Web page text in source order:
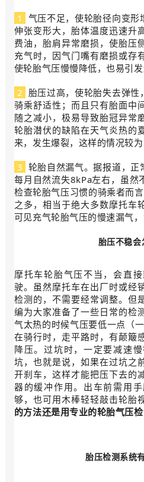
1
气压不足，使轮胎径向变
伸张变形大，胎体温度迅速升
费油，胎肩异常磨损，使胎压
充气时，因气门嘴有磨损或存
使轮胎气压慢慢降低，也易引发
2 胎压过高，使轮胎失去弹
骑乘舒适性；而且只有胎面中
随之减小，极易导致胎冠异常
轮胎潜伏的缺陷在天气炎热的
来，发生爆裂，这样的情况较为
3 轮胎自然漏气。据报道，
每月自然流失8kPa左右，虽然
检查轮胎气压习惯的骑乘者而
之多，相当于绝大多数摩托车
可见充气轮胎气压的慢速漏气，
胎压不稳会
摩托车轮胎气压不当，会直
驶。虽然摩托车在出厂时或经
检测的，不需要经常调整。但
编为大家准备了一些日常的检
气太热的时候气压要低一点（
在骑行时，走平路时，有颠簸
降压。过坑时，一定要减速
坑，也就是说，如果在过坑之
开刹车，这样才能把压下去的
器的缓冲作用。出车前需用
够，也可用木棒轻轻敲击轮胎
的方法还是用专业的轮胎气压
胎压检测系统